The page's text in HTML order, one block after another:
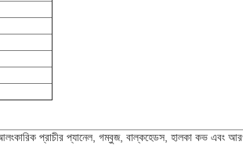
প্রাচীর প্যানেল, গম্বুজ, বাল্কহেডস, হালকা কভ